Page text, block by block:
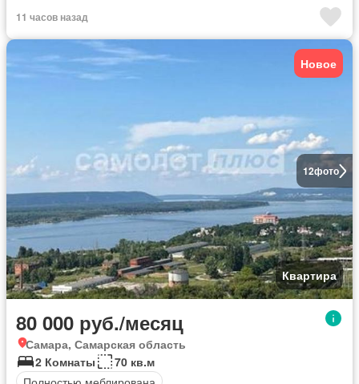
11 часов назад
12фото
Новое
Квартира
80 000 руб./месяц
Самара, Самарская область
2 Комнаты
70 кв.м